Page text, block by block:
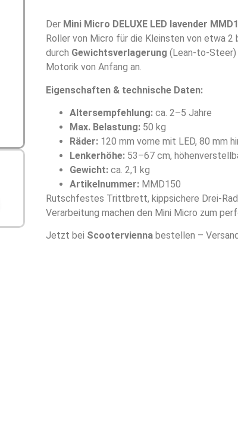
Der Mini Micro DELUXE LED lavender
Roller von Micro für die Kleinsten von etwa 2
durch Gewichtsverlagerung (Lean-to-Steer)
Motorik von Anfang an.
Eigenschaften & technische Daten:
Altersempfehlung: ca. 2–5 Jahre
Max. Belastung: 50 kg
Räder: 120 mm vorne mit LED, 80 mm
Lenkerhöhe: 53–67 cm,
Gewicht: ca. 2,1 kg
Artikelnummer: MMD150
Rutschfestes Trittbrett, kippsichere Drei-
Verarbeitung machen den Mini Micro zum
Jetzt bei Scootervienna bestellen –